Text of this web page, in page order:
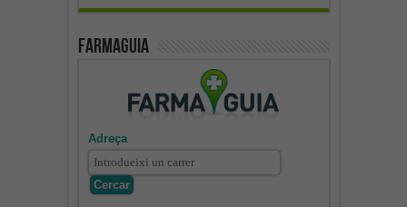
Farmaguia
Adreça